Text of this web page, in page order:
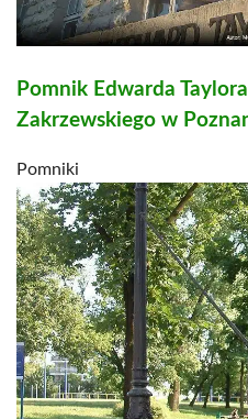
Pomnik Edwarda
Zakrzewskiego w
Pomniki